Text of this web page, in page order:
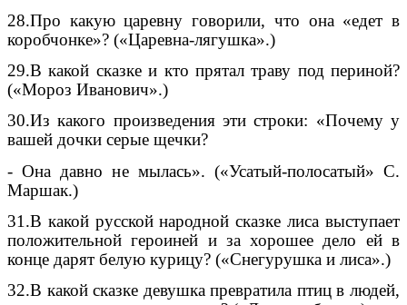
28.Про какую царевну говорили, что она «едет в
коробчонке»? («Царевна-лягушка».)
29.В какой сказке и кто прятал траву под периной?
(«Мороз Иванович».)
30.Из какого произведения эти строки: «Почему у
вашей дочки серые щечки?
- Она давно не мылась». («Усатый-полосатый» С.
Маршак.)
31.В какой русской народной сказке лиса выступает
положительной героиней и за хорошее дело ей в
конце дарят белую курицу? («Снегурушка и лиса».)
32.В какой сказке девушка превратила птиц в людей,